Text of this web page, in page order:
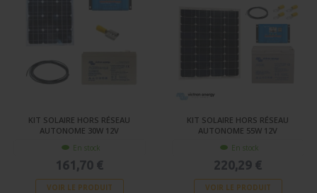
KIT SOLAIRE HORS RÉSEAU
AUTONOME 30W 12V
En stock
161,70 €
VOIR LE PRODUIT
KIT SOLAIRE HORS RÉSEAU
AUTONOME 55W 12V
En stock
220,29 €
VOIR LE PRODUIT